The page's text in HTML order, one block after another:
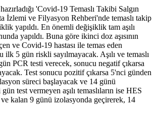
'Covid-19 Temaslı Takibi Salgın
İzlemi ve Filyasyon Rehberi'nde temaslı takip
yapıldı. En önemli değişiklik tam aşılı
yapıldı. Buna göre ikinci doz aşısının
ve Covid-19 hastası ile temas eden
ilk 5 gün riskli sayılmayacak. Aşılı ve temaslı
PCR testi verecek, sonucu negatif çıkarsa
Test sonucu pozitif çıkarsa 5'nci günden
süreci başlayacak ve 14 günü
test vermeyen aşılı temaslıların ise HES
kalan 9 günü izolasyonda geçirerek, 14